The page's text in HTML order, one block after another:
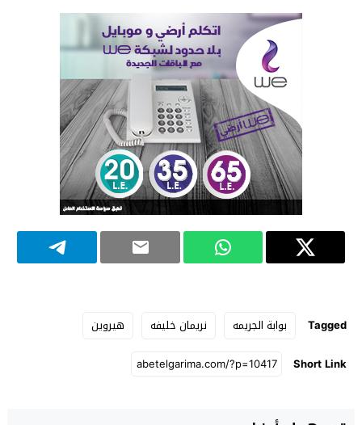
Tagged بوابة الجريمه نريمان خليفه
هيروين
Short Link